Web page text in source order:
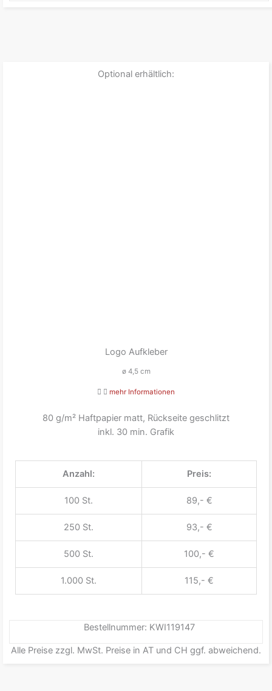
Optional erhältlich:
Logo Aufkleber
ø 4,5 cm
mehr Informationen
80 g/m² Haftpapier matt, Rückseite geschlitzt
inkl. 30 min. Grafik
Anzahl: Preis:
100 St. 89,- €
250 St. 93,- €
500 St. 100,- €
1.000 St. 115,- €
Bestellnummer: KWI119147
Alle Preise zzgl. MwSt. Preise in AT und CH ggf. abweichend.